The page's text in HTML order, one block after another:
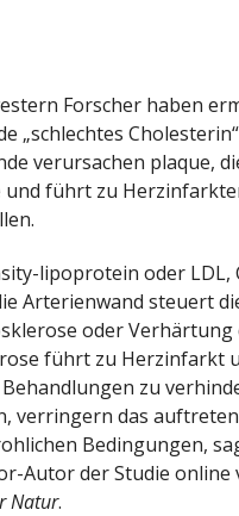
Forscher haben
„schlechtes
verursachen plaque,
führt zu
lipoprotein oder LDL,
Arterienwand steuert
oder Verhärtung
führt zu Herzinfarkt
zu
verringern das
Bedingungen,
Autor der Studie
Natur.